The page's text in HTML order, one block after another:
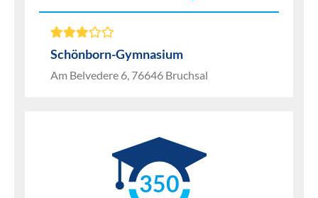
Schönborn-Gymnasium
Am Belvedere 6, 76646 Bruchsal
350